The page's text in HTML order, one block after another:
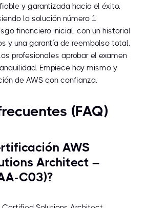
y garantizada hacia el éxito,
la solución número 1
financiero inicial, con un historial
y una garantía de reembolso total,
profesionales aprobar el examen
Empiece hoy mismo y
de AWS con confianza.
(FAQ)
AWS
Architect –
C03)?